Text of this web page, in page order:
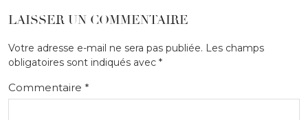
LAISSER UN COMMENTAIRE
Votre adresse e-mail ne sera pas publiée. Les champs
obligatoires sont indiqués avec *
Commentaire *